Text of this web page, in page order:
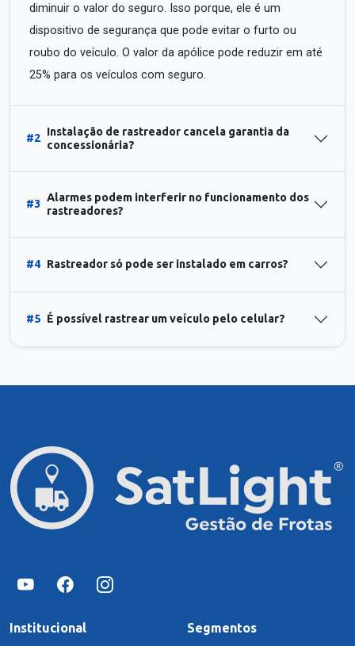
diminuir o valor do seguro. Isso porque, ele é um
dispositivo de segurança que pode evitar o furto ou
roubo do veículo. O valor da apólice pode reduzir em até
25% para os veículos com seguro.
#2
Instalação de rastreador cancela garantia da
concessionária?
#3
Alarmes podem interferir no funcionamento dos
rastreadores?
#4 Rastreador só pode ser instalado em carros?
#5 É possível rastrear um veículo pelo celular?
Institucional Segmentos